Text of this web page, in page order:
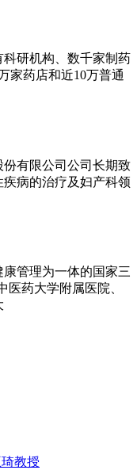
科研机构、数千家制药
家药店和近10万普通
有限公司公司长期致
病的治疗及妇产科领
管理为一体的国家三
医药大学附属医院、
教授